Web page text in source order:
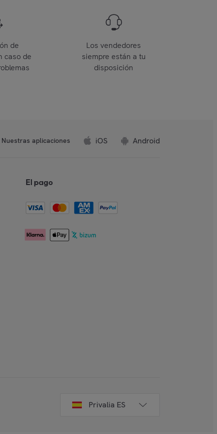
de
caso de
Los vendedores
siempre están a tu
disposición
Nuestras aplicaciones iOS Android
El pago
Privalia ES